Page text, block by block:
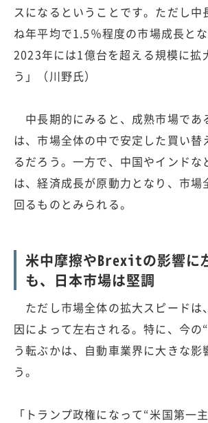
スになるということです。ただし中
ね年平均で1.5％程度の市場成長とな
2023年には1億台を超える規模に拡
う」（川野氏）
中長期的にみると、成熟市場であ
は、市場全体の中で安定した買い替
るだろう。一方で、中国やインドな
は、経済成長が原動力となり、市場
回るものとみられる。
米中摩擦やBrexitの影響に
も、日本市場は堅調
ただし市場全体の拡大スピードは
因によって左右される。特に、今の
う転ぶかは、自動車業界に大きな影
う。
「トランプ政権になって“米国第一